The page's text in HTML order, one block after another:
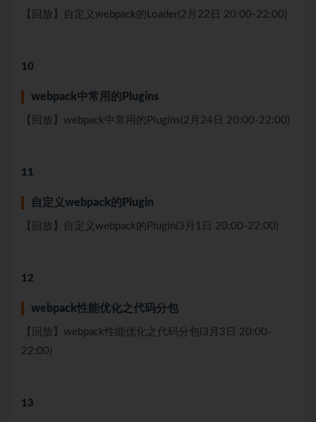
【回放】⾃定义webpack的Loader(2月22日 20:00-22:00)
10
webpack中常⽤的Plugins
【回放】webpack中常⽤的Plugins(2月24日 20:00-22:00)
11
⾃定义webpack的Plugin
【回放】⾃定义webpack的Plugin(3月1日 20:00-22:00)
12
webpack性能优化之代码分包
【回放】webpack性能优化之代码分包(3月3日 20:00-
22:00)
13